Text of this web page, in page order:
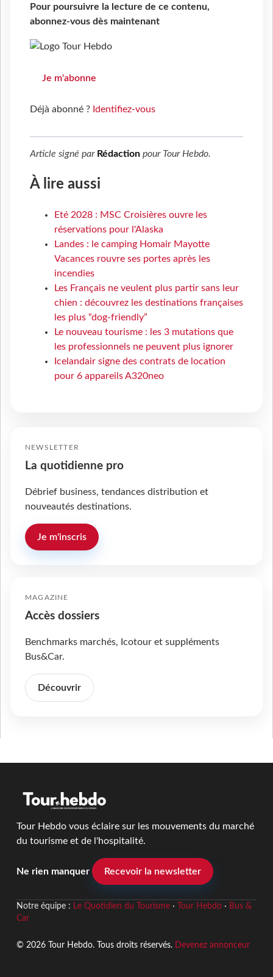
Pour poursuivre la lecture de ce contenu,
abonnez-vous dès maintenant
Je m'abonne
Déjà abonné ? Identifiez-vous
Article signé par Rédaction pour Tour Hebdo.
À lire aussi
Eté 2028 : MSC Croisières ouvre les
réservations pour l'Alaska
Landes : le camping Homair Mayotte
Vacances rouvre ses portes après les
incendies
Les Français ne veulent plus partir sans leur
chien : découvrez les destinations françaises
les plus “dog-friendly”
Le nouveau tourisme : les 3 mutations que
les professionnels ne peuvent plus ignorer
Icelandair signe des contrats de location
pour 6 appareils A320neo
NEWSLETTER
La quotidienne pro
Débrief business, tendances distribution et
nouveautés destinations.
Je m'inscris
MAGAZINE
Accès dossiers
Benchmarks marchés, Icotour et suppléments
Bus&Car.
Découvrir
Tour Hebdo vous éclaire sur les mouvements du marché
du tourisme et de l'hospitalité.
Ne rien manquer Recevoir la newsletter
Notre équipe : Le Quotidien du Tourisme· Tour Hebdo· Bus &
Car
© 2026 Tour Hebdo. Tous droits réservés. Devenez annonceur